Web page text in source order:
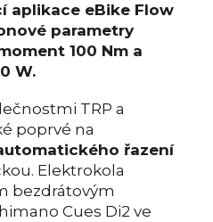
aplikace eBike Flow
parametry
100 Nm a
W.
TRP a
poprvé na
řazení
Elektrokola
bezdrátovým
Cues Di2 ve